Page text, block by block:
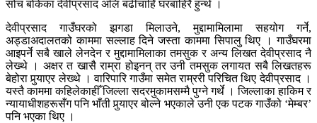
सोच बोकेका देवीप्रसाद अलि बढीचाहिँ घरबाहिरै हुन्थे ।
देवीप्रसाद गाउँघरको झगडा मिलाउने, मुद्दामामिलामा सहयोग गर्ने,
अड्डाअदालतको काममा सल्लाह दिने जस्ता काममा सिपालु थिए । गाउँघरमा
आइपर्ने सबै खाले लेनदेन र मुद्दामामिलाका तमसुक र अन्य लिखत देवीप्रसाद नै
लेख्थे । अक्षर त खासै राम्रा होइनन् तर उनी तमसुक लगायत सबै लिखतहरू
बेहोरा पुर्‍याएर लेख्थे । वारिपारि गाउँमा समेत राम्ररी परिचित थिए देवीप्रसाद ।
यस्तै काममा कहिलेकाहीँ जिल्ला सदरमुकामसम्मै पुग्ने गर्थे । जिल्लाका हाकिम र
न्यायाधीशहरूसँग पनि भाँती पुर्‍याएर बोल्ने भएकाले उनी एक पटक गाउँको ‘मेम्बर’
पनि भएका थिए ।